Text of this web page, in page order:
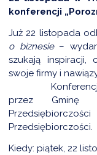
konferencji
Już 22 listopada
o biznesie–
szukają inspiracji,
swoje firmy i
przez Gminę
Przedsiębiorczości.
Kiedy: piątek, 22